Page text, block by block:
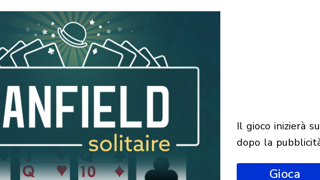
il gioco inizierà subito
dopo la
Gioca